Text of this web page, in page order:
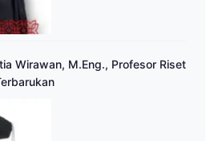
Wirawan, M.Eng., Profesor Riset